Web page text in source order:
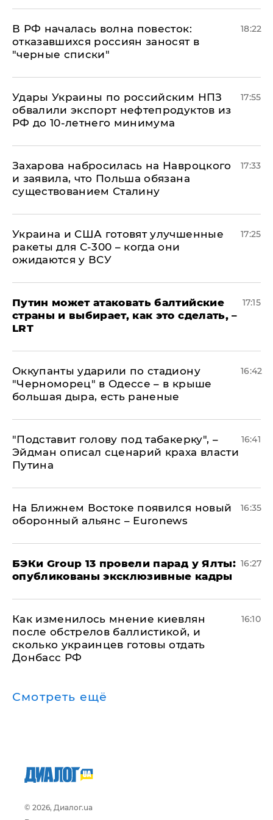
​В РФ началась волна повесток:
отказавшихся россиян заносят в
"черные списки"
18:22
Удары Украины по российским НПЗ
обвалили экспорт нефтепродуктов из
РФ до 10-летнего минимума
17:55
​Захарова набросилась на Навроцкого
и заявила, что Польша обязана
существованием Сталину
17:33
Украина и США готовят улучшенные
ракеты для С-300 – когда они
ожидаются у ВСУ
17:25
Путин может атаковать балтийские
страны и выбирает, как это сделать, –
LRT
17:15
Оккупанты ударили по стадиону
"Черноморец" в Одессе – в крыше
большая дыра, есть раненые
16:42
​"Подставит голову под табакерку", –
Эйдман описал сценарий краха власти
Путина
16:41
На Ближнем Востоке появился новый
оборонный альянс – Euronews
16:35
​БЭКи Group 13 провели парад у Ялты:
опубликованы эксклюзивные кадры
16:27
Как изменилось мнение киевлян
после обстрелов баллистикой, и
сколько украинцев готовы отдать
Донбасс РФ
16:10
Смотреть ещё
© 2026, Диалог.ua